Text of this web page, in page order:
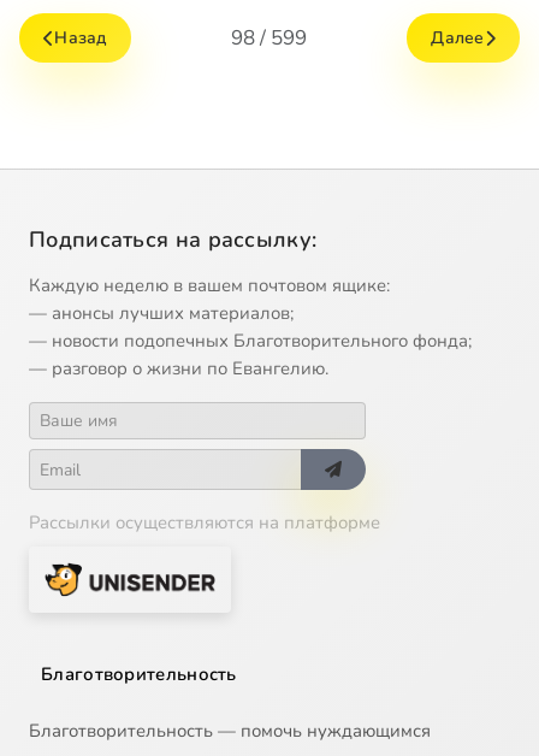
Назад 98 / 599 Далее
Подписаться на рассылку:
Каждую неделю в вашем почтовом ящике:
— анонсы лучших материалов;
— новости подопечных Благотворительного фонда;
— разговор о жизни по Евангелию.
Рассылки осуществляются на платформе
Благотворительность
Благотворительность — помочь нуждающимся